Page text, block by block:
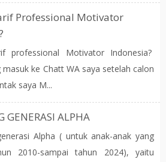
Professional Motivator
professional Motivator Indonesia?
ke Chatt WA saya setelah calon
saya M...
GENERASI ALPHA
Alpha ( untuk anak-anak yang
2010-sampai tahun 2024), yaitu